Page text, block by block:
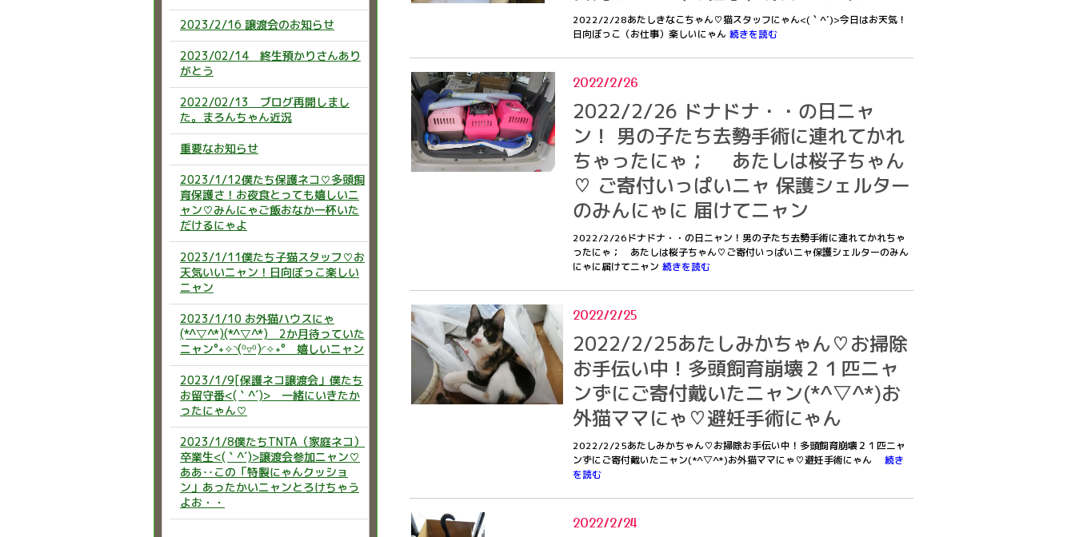
2022/2/28あたしきなこちゃん♡猫スタッフにゃん<(｀^´)>今日はお天気！
日向ぼっこ（お仕事）楽しいにゃん 続きを読む
2022/2/26
2022/2/26 ドナドナ・・の日ニャ
ン！ 男の子たち去勢手術に連れてかれ
ちゃったにゃ； あたしは桜子ちゃん
♡ ご寄付いっぱいニャ 保護シェルター
のみんにゃに 届けてニャン
2022/2/26ドナドナ・・の日ニャン！男の子たち去勢手術に連れてかれちゃ
ったにゃ； あたしは桜子ちゃん♡ご寄付いっぱいニャ保護シェルターのみん
にゃに届けてニャン 続きを読む
2022/2/25
2022/2/25あたしみかちゃん♡お掃除
お手伝い中！多頭飼育崩壊２１匹ニャ
ンずにご寄付戴いたニャン(*^▽^*)お
外猫ママにゃ♡避妊手術にゃん
2022/2/25あたしみかちゃん♡お掃除お手伝い中！多頭飼育崩壊２１匹ニャ
ンずにご寄付戴いたニャン(*^▽^*)お外猫ママにゃ♡避妊手術にゃん 続き
を読む
2022/2/24
2023/2/16 譲渡会のお知らせ
2023/02/14 終生預かりさんあり
がとう
2022/02/13 ブログ再開しまし
た。まろんちゃん近況
重要なお知らせ
2023/1/12僕たち保護ネコ♡多頭飼
育保護さ！お夜食とっても嬉しいニ
ャン♡みんにゃご飯おなか一杯いた
だけるにゃよ
2023/1/11僕たち子猫スタッフ♡お
天気いいニャン！日向ぼっこ楽しい
ニャン
2023/1/10 お外猫ハウスにゃ
(*^▽^*)(*^▽^*) 2か月待っていた
ニャン°˖✧◝(⁰▿⁰)◜✧˖° 嬉しいニャン
2023/1/9[保護ネコ譲渡会」僕たち
お留守番<(｀^´)> 一緒にいきたか
ったにゃん♡
2023/1/8僕たちTNTA（家庭ネコ）
卒業生<(｀^´)>譲渡会参加ニャン♡
ああ‥この「特製にゃんクッショ
ン」あったかいニャンとろけちゃう
よお・・